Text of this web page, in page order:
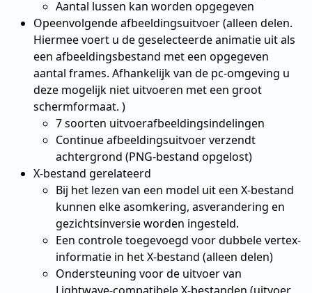
Aantal lussen kan worden opgegeven
Opeenvolgende afbeeldingsuitvoer (alleen delen.
Hiermee voert u de geselecteerde animatie uit als
een afbeeldingsbestand met een opgegeven
aantal frames. Afhankelijk van de pc-omgeving u
deze mogelijk niet uitvoeren met een groot
schermformaat. )
7 soorten uitvoerafbeeldingsindelingen
Continue afbeeldingsuitvoer verzendt
achtergrond (PNG-bestand opgelost)
X-bestand gerelateerd
Bij het lezen van een model uit een X-bestand
kunnen elke asomkering, asverandering en
gezichtsinversie worden ingesteld.
Een controle toegevoegd voor dubbele vertex-
informatie in het X-bestand (alleen delen)
Ondersteuning voor de uitvoer van